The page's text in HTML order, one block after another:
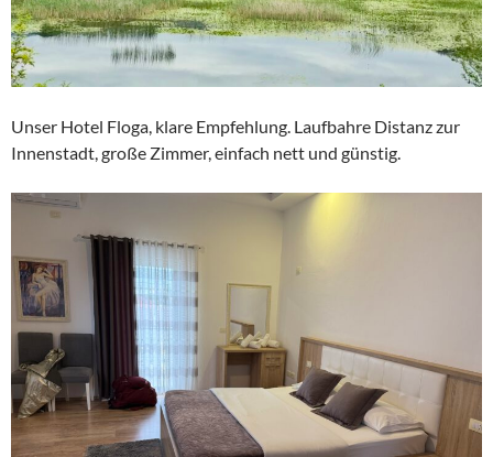
Unser Hotel Floga, klare Empfehlung. Laufbahre Distanz zur
Innenstadt, große Zimmer, einfach nett und günstig.